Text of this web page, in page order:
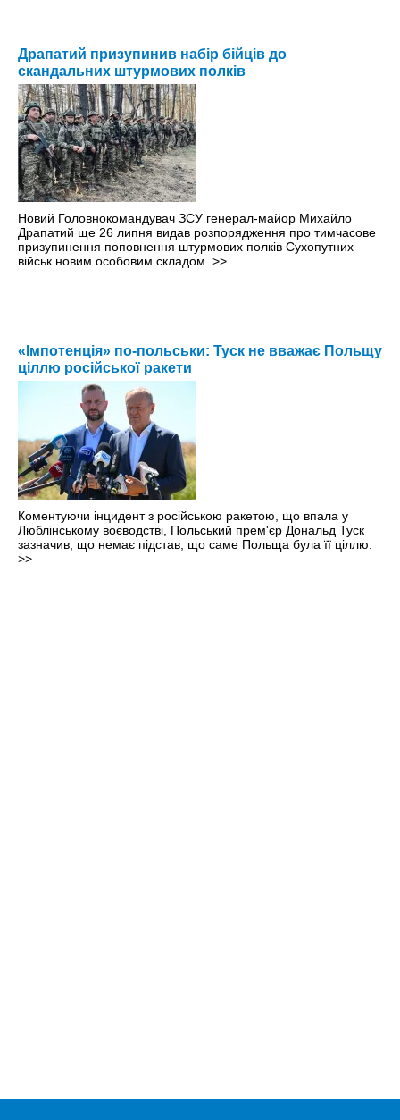
Драпатий призупинив набір бійців до
скандальних штурмових полків
Новий Головнокомандувач ЗСУ генерал-майор Михайло
Драпатий ще 26 липня видав розпорядження про тимчасове
призупинення поповнення штурмових полків Сухопутних
військ новим особовим складом. >>
«Імпотенція» по-польськи: Туск не вважає Польщу
ціллю російської ракети
Коментуючи інцидент з російською ракетою, що впала у
Люблінському воєводстві, Польський прем'єр Дональд Туск
зазначив, що немає підстав, що саме Польща була її ціллю.
>>